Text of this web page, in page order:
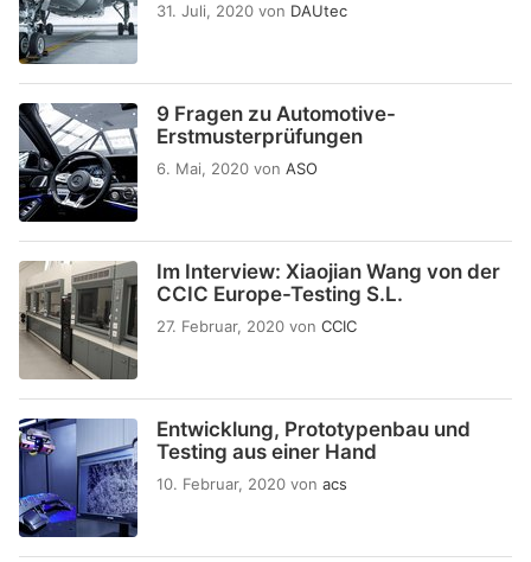
31. Juli, 2020 von DAUtec
9 Fragen zu Automotive-
Erstmusterprüfungen
6. Mai, 2020 von ASO
Im Interview: Xiaojian Wang von der
CCIC Europe-Testing S.L.
27. Februar, 2020 von CCIC
Entwicklung, Prototypenbau und
Testing aus einer Hand
10. Februar, 2020 von acs